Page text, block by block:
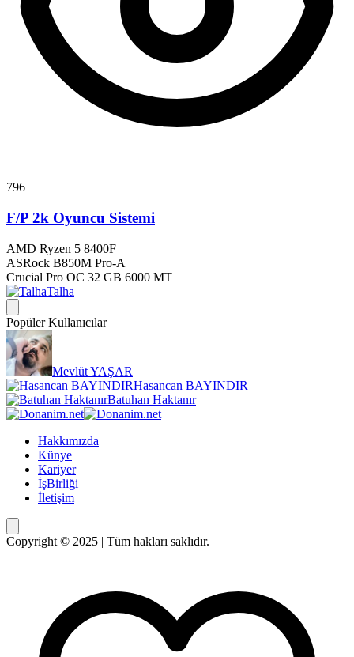
796
F/P 2k Oyuncu Sistemi
AMD Ryzen 5 8400F
ASRock B850M Pro-A
Crucial Pro OC 32 GB 6000 MT
Talha
Popüler Kullanıcılar
Mevlüt YAŞAR
Hasancan BAYINDIR
Batuhan Haktanır
Hakkımızda
Künye
Kariyer
İşBirliği
İletişim
Copyright © 2025 | Tüm hakları saklıdır.